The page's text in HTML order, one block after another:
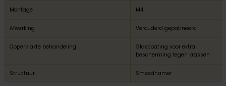
Montage M4
Afwerking Verouderd gepatineerd
Oppervlakte behandeling
Glascoating voor extra
bescherming tegen krassen
Structuur Smeedhamer